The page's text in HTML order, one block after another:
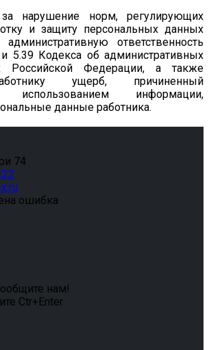
нарушение норм, регулирующих
и защиту персональных данных
административную ответственность
и 5.39 Кодекса об административных
Российской Федерации, а также
ущерб, причиненный
использованием информации,
данные работника.
74
ошибка
нам!
Ctr+Enter